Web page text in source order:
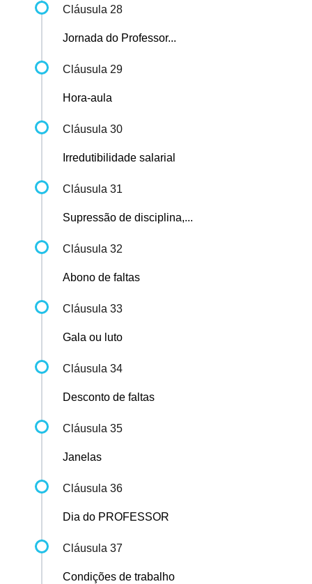
Cláusula 28
Jornada do Professor...
Cláusula 29
Hora-aula
Cláusula 30
Irredutibilidade salarial
Cláusula 31
Supressão de disciplina,...
Cláusula 32
Abono de faltas
Cláusula 33
Gala ou luto
Cláusula 34
Desconto de faltas
Cláusula 35
Janelas
Cláusula 36
Dia do PROFESSOR
Cláusula 37
Condições de trabalho